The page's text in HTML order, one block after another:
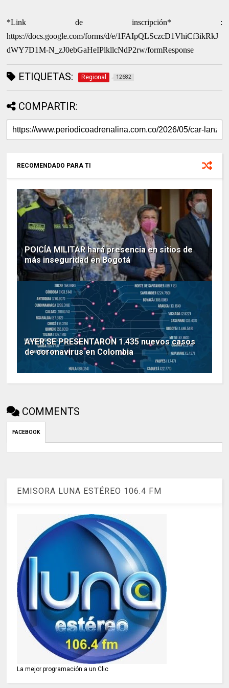
*Link de inscripción* :
https://docs.google.com/forms/d/e/1FAIpQLSczcD1VhiCf3ikRkJ
dWY7D1M-N_zJ0ebGaHeIPlkllcNdP2rw/formResponse
ETIQUETAS: Regional 12682
COMPARTIR:
RECOMENDADO PARA TI
POICÍA MILITAR hará presencia en sitios de
más inseguridad en Bogotá
AYER SE PRESENTARON 1.435 nuevos casos
de coronavirus en Colombia
COMMENTS
FACEBOOK
EMISORA LUNA ESTÉREO 106.4 FM
La mejor programación a un Clic